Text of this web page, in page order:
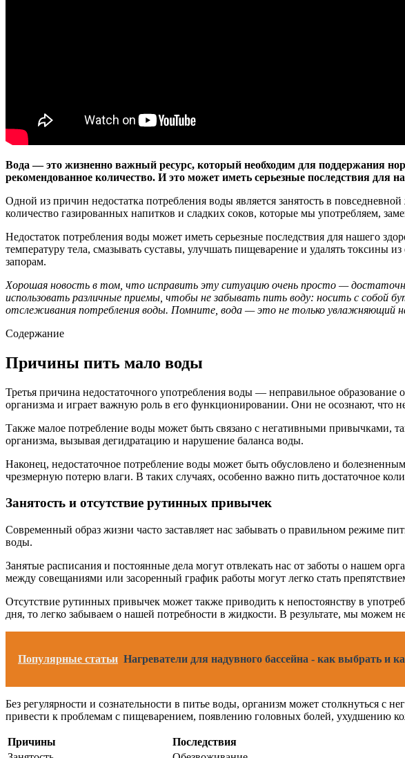
Вода — это жизненно важный ресурс, который необходим для поддержания
рекомендованное количество. И это может иметь серьезные последствия для
Одной из причин недостатка потребления воды является занятость в
количество газированных напитков и сладких соков, которые мы употребляем,
Недостаток потребления воды может иметь серьезные последствия для нашего
температуру тела, смазывать суставы, улучшать пищеварение и удалять
запорам.
Хорошая новость в том, что исправить эту ситуацию очень просто —
использовать различные приемы, чтобы не забывать пить воду: носить с собой
отслеживания потребления воды. Помните, вода — это не только увлажняющий
Содержание
Причины пить мало воды
Третья причина недостаточного употребления воды — неправильное
организма и играет важную роль в его функционировании. Они не осознают, что
Также малое потребление воды может быть связано с негативными привычками,
организма, вызывая дегидратацию и нарушение баланса воды.
Наконец, недостаточное потребление воды может быть обусловлено и
чрезмерную потерю влаги. В таких случаях, особенно важно пить достаточное
Занятость и отсутствие рутинных привычек
Современный образ жизни часто заставляет нас забывать о правильном режиме
воды.
Занятые расписания и постоянные дела могут отвлекать нас от заботы о нашем
между совещаниями или засоренный график работы могут легко стать
Отсутствие рутинных привычек может также приводить к непостоянству в
дня, то легко забываем о нашей потребности в жидкости. В результате, мы можем
Популярные статьи Нагреватели для надувного бассейна - как выбрать и
Без регулярности и сознательности в питье воды, организм может столкнуться
привести к проблемам с пищеварением, появлению головных болей, ухудшению
Причины
Последствия